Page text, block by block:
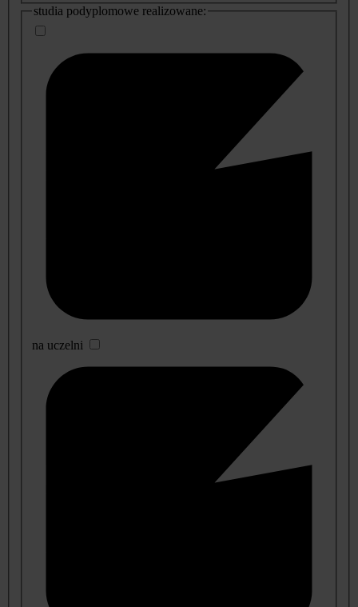
studia podyplomowe realizowane:
na uczelni